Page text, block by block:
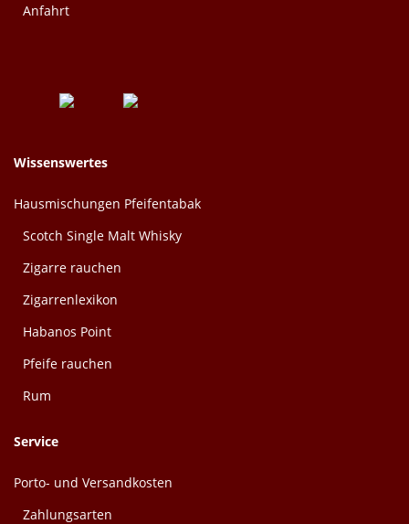
Anfahrt
Wissenswertes
Hausmischungen Pfeifentabak
Scotch Single Malt Whisky
Zigarre rauchen
Zigarrenlexikon
Habanos Point
Pfeife rauchen
Rum
Service
Porto- und Versandkosten
Zahlungsarten